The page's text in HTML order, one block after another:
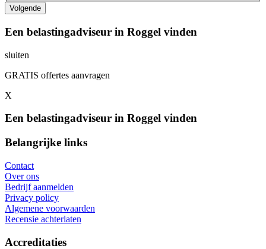
Een belastingadviseur in Roggel vinden
sluiten
GRATIS offertes aanvragen
X
Een belastingadviseur in Roggel vinden
Belangrijke links
Contact
Over ons
Bedrijf aanmelden
Privacy policy
Algemene voorwaarden
Recensie achterlaten
Accreditaties